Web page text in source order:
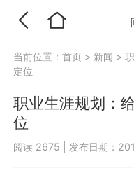
当前位置：首页 > 新闻 >
定位
职业生涯规划：
位
阅读 2675 发布日期：